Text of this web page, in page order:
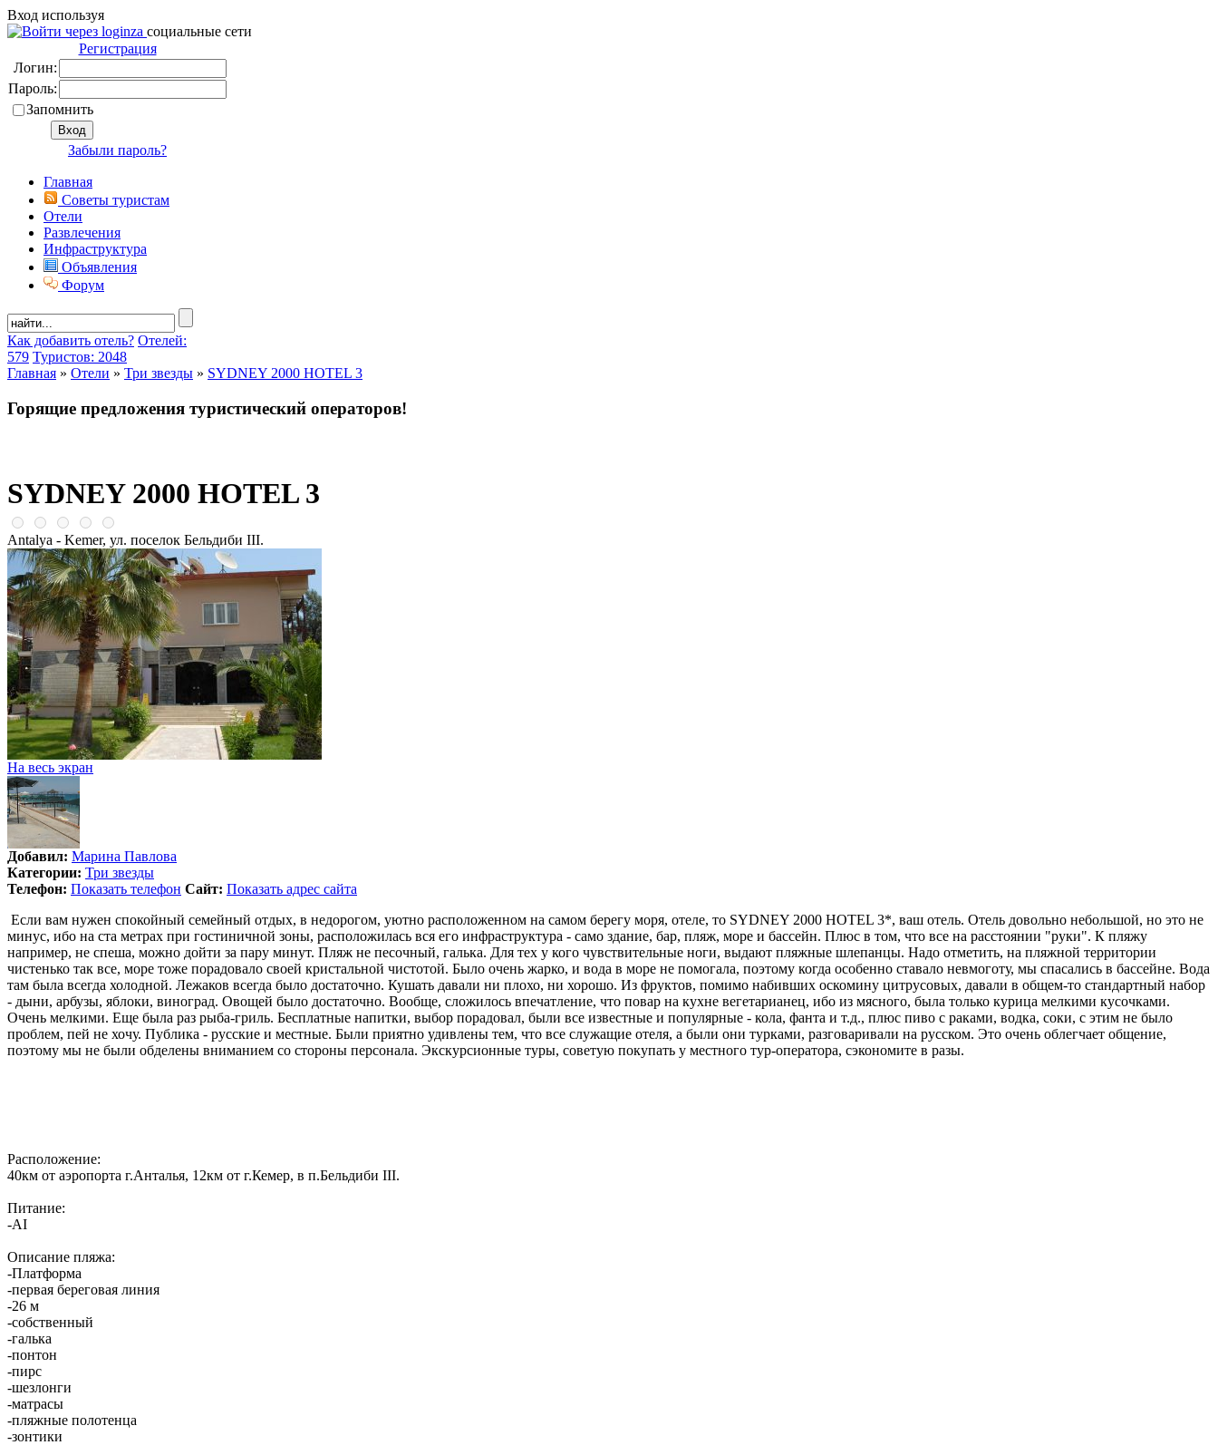
Вход используя
социальные сети
Регистрация
Логин:
Пароль:
Запомнить
Забыли пароль?
Главная
Советы туристам
Отели
Развлечения
Инфраструктура
Объявления
Форум
Как добавить отель? Отелей:
579 Туристов: 2048
Главная » Отели » Три звезды » SYDNEY 2000 HOTEL 3
Горящие предложения туристический операторов!
SYDNEY 2000 HOTEL 3
Antalya - Kemer, ул. поселок Бельдиби III.
На весь экран
Добавил: Марина Павлова
Категории: Три звезды
Телефон: Показать телефон Сайт: Показать адрес сайта
Если вам нужен спокойный семейный отдых, в недорогом, уютно расположенном на самом берегу моря, отеле, то SYDNEY 2000 HOTEL 3*, ваш отель. Отель довольно небольшой, но это не
минус, ибо на ста метрах при гостиничной зоны, расположилась вся его инфраструктура - само здание, бар, пляж, море и бассейн. Плюс в том, что все на расстоянии "руки". К пляжу
например, не спеша, можно дойти за пару минут. Пляж не песочный, галька. Для тех у кого чувствительные ноги, выдают пляжные шлепанцы. Надо отметить, на пляжной территории
чистенько так все, море тоже порадовало своей кристальной чистотой. Было очень жарко, и вода в море не помогала, поэтому когда особенно ставало невмоготу, мы спасались в бассейне. Вода
там была всегда холодной. Лежаков всегда было достаточно. Кушать давали ни плохо, ни хорошо. Из фруктов, помимо набивших оскомину цитрусовых, давали в общем-то стандартный набор
- дыни, арбузы, яблоки, виноград. Овощей было достаточно. Вообще, сложилось впечатление, что повар на кухне вегетарианец, ибо из мясного, была только курица мелкими кусочками.
Очень мелкими. Еще была раз рыба-гриль. Бесплатные напитки, выбор порадовал, были все известные и популярные - кола, фанта и т.д., плюс пиво с раками, водка, соки, с этим не было
проблем, пей не хочу. Публика - русские и местные. Были приятно удивлены тем, что все служащие отеля, а были они турками, разговаривали на русском. Это очень облегчает общение,
поэтому мы не были обделены вниманием со стороны персонала. Экскурсионные туры, советую покупать у местного тур-оператора, сэкономите в разы.
Расположение:
40км от аэропорта г.Анталья, 12км от г.Кемер, в п.Бельдиби III.
Питание:
-AI
Описание пляжа:
-Платформа
-первая береговая линия
-26 м
-собственный
-галька
-понтон
-пирс
-шезлонги
-матрасы
-пляжные полотенца
-зонтики